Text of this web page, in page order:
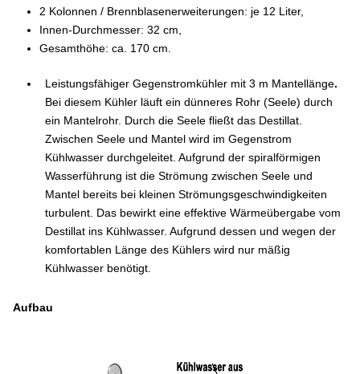
2 Kolonnen / Brennblasenerweiterungen: je 12 Liter,
Innen-Durchmesser: 32 cm,
Gesamthöhe: ca. 170 cm.
Leistungsfähiger Gegenstromkühler mit 3 m Mantellänge.
Bei diesem Kühler läuft ein dünneres Rohr (Seele) durch
ein Mantelrohr. Durch die Seele fließt das Destillat.
Zwischen Seele und Mantel wird im Gegenstrom
Kühlwasser durchgeleitet. Aufgrund der spiralförmigen
Wasserführung ist die Strömung zwischen Seele und
Mantel bereits bei kleinen Strömungsgeschwindigkeiten
turbulent. Das bewirkt eine effektive Wärmeübergabe vom
Destillat ins Kühlwasser. Aufgrund dessen und wegen der
komfortablen Länge des Kühlers wird nur mäßig
Kühlwasser benötigt.
Aufbau